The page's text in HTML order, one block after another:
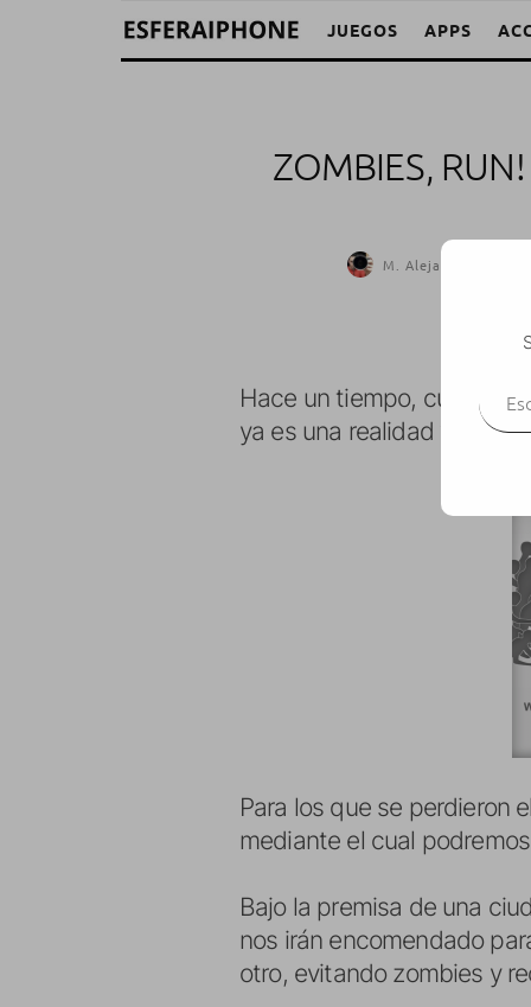
JUEGOS APPS
ZOMBIES,
M. Alejandro W.
Hace un tiempo, cuando
ya es una realidad y está
Para los que se perdieron
mediante el cual
Bajo la premisa de una
nos irán encomendado
otro, evitando zombies y